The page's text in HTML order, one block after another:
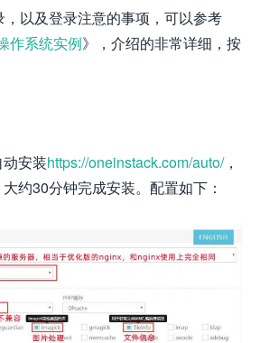
以及登录注意的事项，可以参考
作系统实例》，介绍的非常详细，按
安装https://oneinstack.com/auto/，
约30分钟完成安装。配置如下：